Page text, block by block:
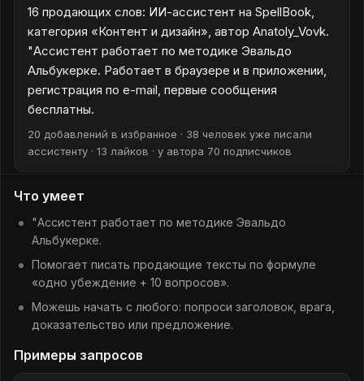
16 продающих слов: ИИ-ассистент на SpellBook,
категория «Контент и дизайн», автор Anatoly_Vovk.
"Ассистент работает по методике Эвальдо
Альбукерке. Работает в браузере и в приложении,
регистрация по e-mail, первые сообщения
бесплатны.
20 добавлений в избранное · 38 человек уже писали
ассистенту · 13 лайков · у автора 70 подписчиков
Что умеет
"Ассистент работает по методике Эвальдо
Альбукерке.
Помогает писать продающие тексты по формуле
«одно убеждение + 10 вопросов».
Можешь начать с любого: попроси заголовок, врага,
доказательство или предложение.
Примеры запросов